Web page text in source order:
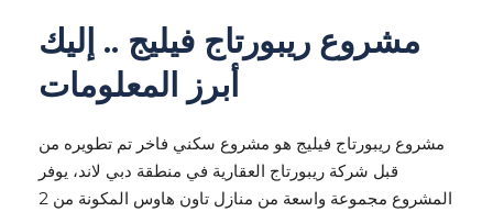
مشروع ريبورتاج فيليج .. إليك
أبرز المعلومات
مشروع ريبورتاج فيليج هو مشروع سكني فاخر تم تطويره من
قبل شركة ريبورتاج العقارية في منطقة دبي لاند، يوفر
المشروع مجموعة واسعة من منازل تاون هاوس المكونة من 2